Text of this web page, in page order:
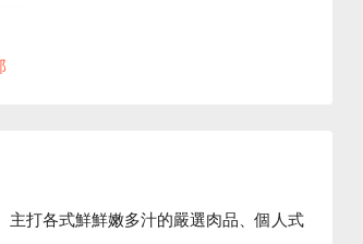
打各式鮮鮮嫩多汁的嚴選肉品、個人式